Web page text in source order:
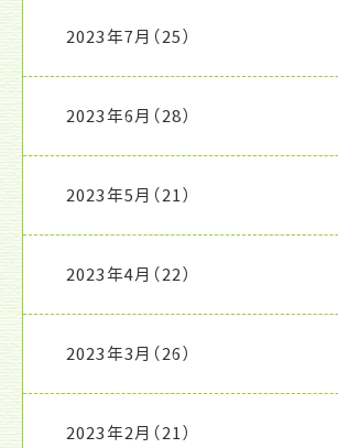
2023年7月 （25）
2023年6月 （28）
2023年5月 （21）
2023年4月 （22）
2023年3月 （26）
2023年2月 （21）